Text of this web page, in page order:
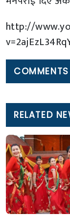
http://
COMMENTS
RELATED